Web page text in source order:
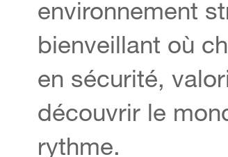
environnement
bienveillant où
en sécurité,
découvrir le
rythme.